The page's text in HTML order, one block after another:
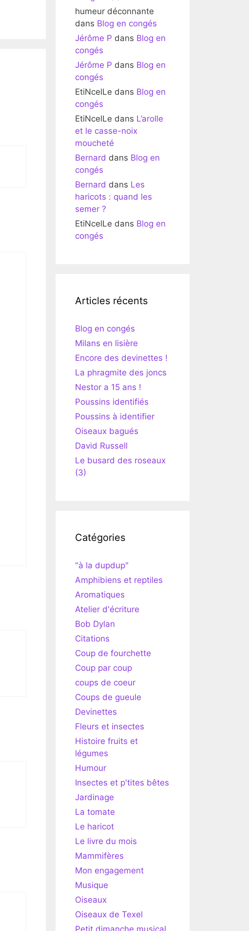
humeur déconnante
dans Blog en congés
Jérôme P dans Blog en
congés
Jérôme P dans Blog en
congés
EtiNcelLe dans Blog en
congés
EtiNcelLe dans L’arolle
et le casse-noix
moucheté
Bernard dans Blog en
congés
Bernard dans Les
haricots : quand les
semer ?
EtiNcelLe dans Blog en
congés
Articles récents
Blog en congés
Milans en lisière
Encore des devinettes !
La phragmite des joncs
Nestor a 15 ans !
Poussins identifiés
Poussins à identifier
Oiseaux bagués
David Russell
Le busard des roseaux
(3)
Catégories
"à la dupdup"
Amphibiens et reptiles
Aromatiques
Atelier d'écriture
Bob Dylan
Citations
Coup de fourchette
Coup par coup
coups de coeur
Coups de gueule
Devinettes
Fleurs et insectes
Histoire fruits et
légumes
Humour
Insectes et p'tites bêtes
Jardinage
La tomate
Le haricot
Le livre du mois
Mammifères
Mon engagement
Musique
Oiseaux
Oiseaux de Texel
Petit dimanche musical